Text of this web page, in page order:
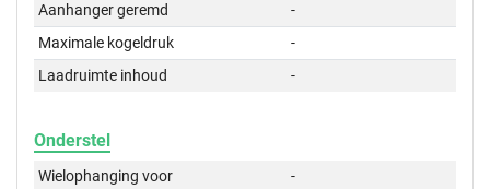
Aanhanger geremd
-
Maximale kogeldruk
-
Laadruimte inhoud
-
Onderstel
Wielophanging voor
-